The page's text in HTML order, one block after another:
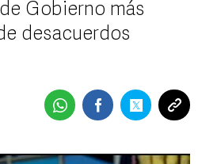
Gobierno más
desacuerdos